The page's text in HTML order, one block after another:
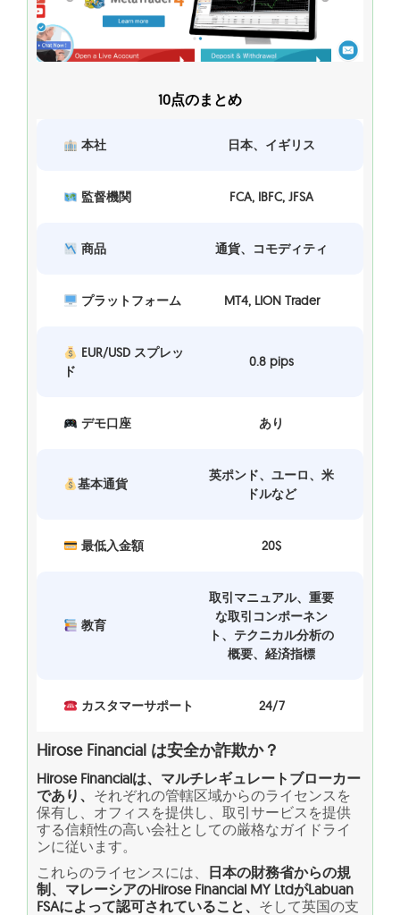
10点のまとめ
本社 日本、イギリス
監督機関 FCA, IBFC, JFSA
商品 通貨、コモディティ
プラットフォーム MT4, LION Trader
EUR/USD スプレッ
ド
0.8 pips
デモ口座 あり
基本通貨
英ポンド、ユーロ、米
ドルなど
最低入金額 20$
教育
取引マニュアル、重要
な取引コンポーネン
ト、テクニカル分析の
概要、経済指標
カスタマーサポート 24/7
Hirose Financial は安全か詐欺か？
Hirose Financialは、マルチレギュレートブローカー
であり、 それぞれの管轄区域からのライセンスを
保有し、オフィスを提供し、取引サービスを提供
する信頼性の高い会社としての厳格なガイドライ
ンに従います。
これらのライセンスには、
日本の財務省からの規
制、マレーシアのHirose Financial MY LtdがLabuan
FSAによって認可されていること、 そして英国の支